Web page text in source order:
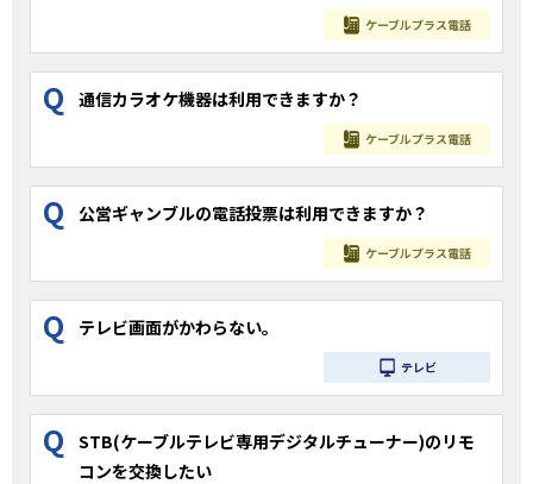
ケーブルプラス電話
Q 通信カラオケ機器は利用できますか？
ケーブルプラス電話
Q 公営ギャンブルの電話投票は利用できますか？
ケーブルプラス電話
Q テレビ画面がかわらない。
テレビ
Q
STB(ケーブルテレビ専用デジタルチューナー)のリモ
コンを交換したい